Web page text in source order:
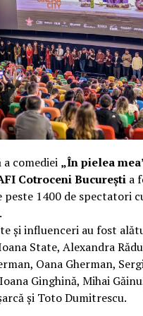
dar s-a deformat
fi pliat. Proprietarul l-
Asta ca să fie clar de la
estetice, ci despre
pe scurt: ușor,
coroziune, dar
care apare primul în
un pavilion ușor. Și pe
e de aproximativ 2,7
pentru oțel. Practic, la
cântărește cam o treime
transportă,
o structură, diferența
a comediei „În pielea
Cotroceni Bucureștia
peste 1400 de spectatori
și influenceri au fost
State, Alexandra
Oana Gherman,
Ginghină, Mihai
și Toto Dumitrescu.